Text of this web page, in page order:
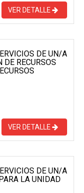
VER DETALLE
DE UN/A
RECURSOS
VER DETALLE
DE UN/A
LA UNIDAD